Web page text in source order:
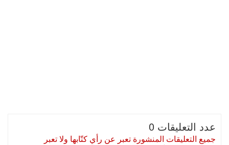
عدد التعليقات 0
جميع التعليقات المنشورة تعبر عن رأي كتّابها ولا تعبر